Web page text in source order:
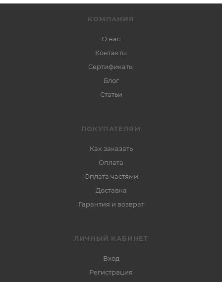
КОМПАНИЯ
О нас
Контакты
Сертификаты
Блог
Статьи
ПОКУПАТЕЛЯМ
Как заказать
Оплата
Оплата частями
Доставка
Гарантия и возврат
ЛИЧНЫЙ КАБИНЕТ
Вход
Регистрация